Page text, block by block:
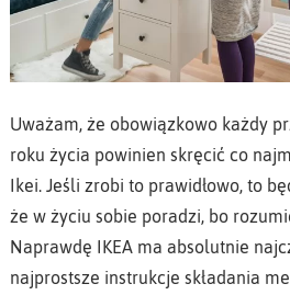
Uważam, że obowiązkowo każdy
roku życia powinien skręcić co
Ikei. Jeśli zrobi to prawidłowo, to
że w życiu sobie poradzi, bo
Naprawdę IKEA ma absolutnie
najprostsze instrukcje składania